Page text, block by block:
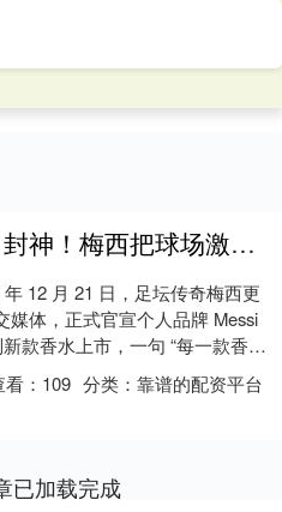
深资管 封神！梅西把球场激情装瓶！新款香水三连发，每一滴都藏着球王的进取心
12 月 21 日，足坛传奇梅西更
媒体，正式官宣个人品牌 Messi
款香水上市，一句 “每一款香氛
....
： 109 分类：靠谱的配资平台
已加载完成